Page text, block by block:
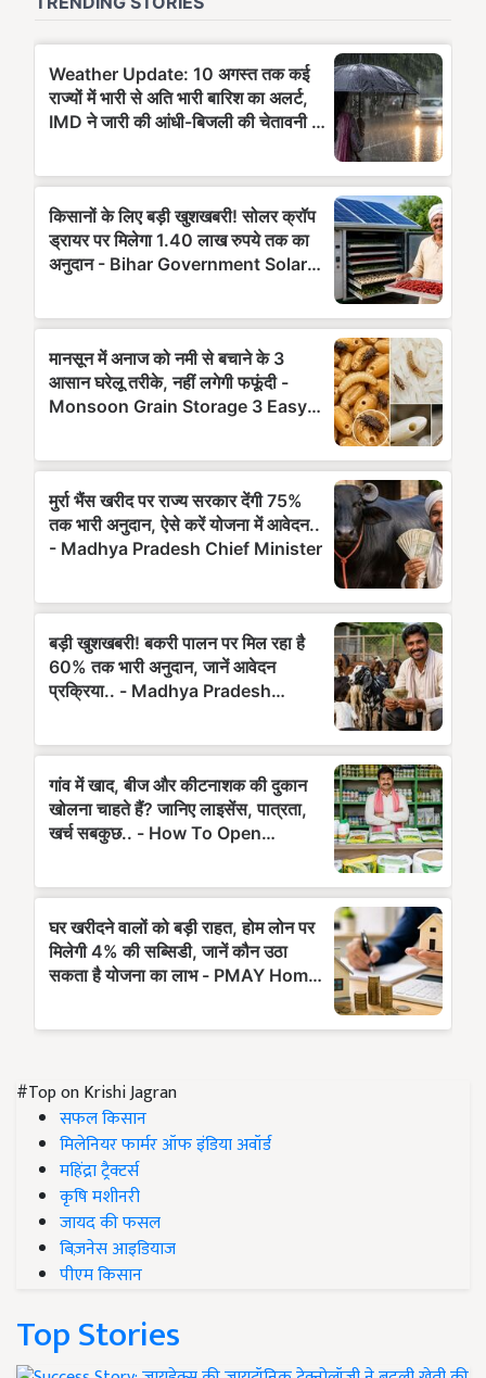
#Top on Krishi Jagran
सफल किसान
मिलेनियर फार्मर ऑफ इंडिया अवॉर्ड
महिंद्रा ट्रैक्टर्स
कृषि मशीनरी
जायद की फसल
बिज़नेस आइडियाज
पीएम किसान
Top Stories